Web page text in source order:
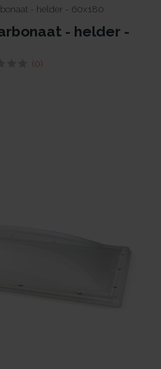
- helder - 60x180
- helder -
(0)